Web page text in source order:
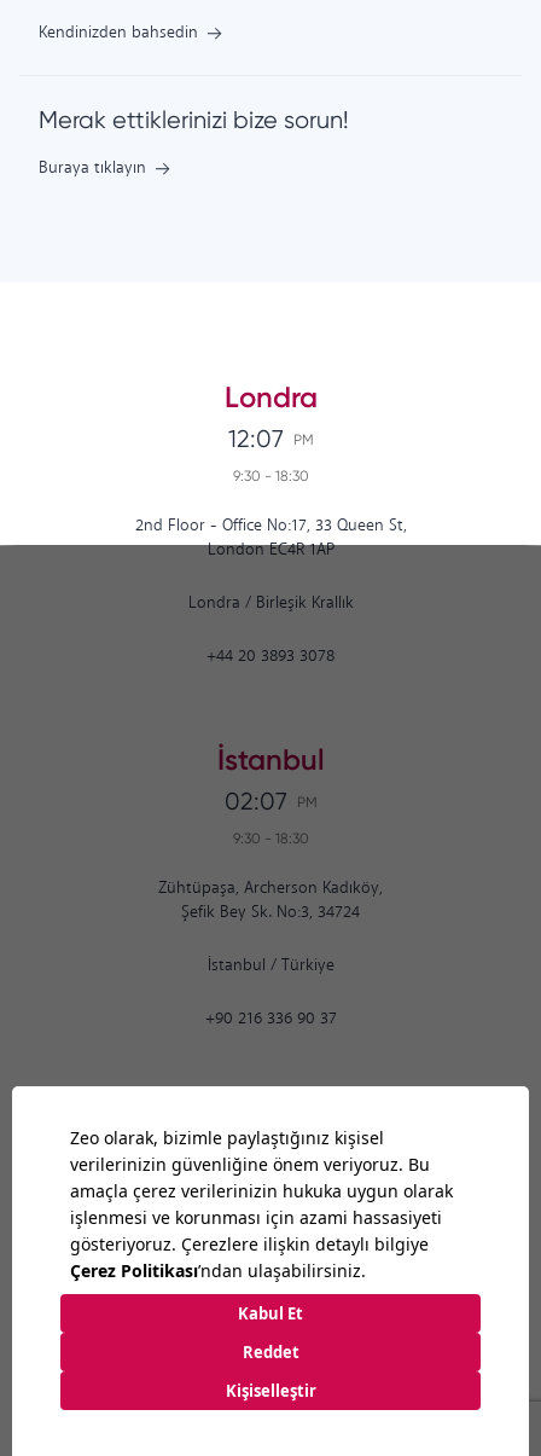
Kendinizden bahsedin
Merak ettiklerinizi bize sorun!
Buraya tıklayın
Londra
12:07 PM
9:30 - 18:30
2nd Floor - Office No:17, 33 Queen St,
London EC4R 1AP
Londra / Birleşik Krallık
+44 20 3893 3078
İstanbul
02:07 PM
9:30 - 18:30
Zühtüpaşa, Archerson Kadıköy,
Şefik Bey Sk. No:3, 34724
İstanbul / Türkiye
+90 216 336 90 37
Ankara
02:07 PM
9:30-18:30
Bilkent Cyberpark 1606. Cad.
Cyberplaza B Blok, No: 401 Ankara 06800
+90 312 265 07 35